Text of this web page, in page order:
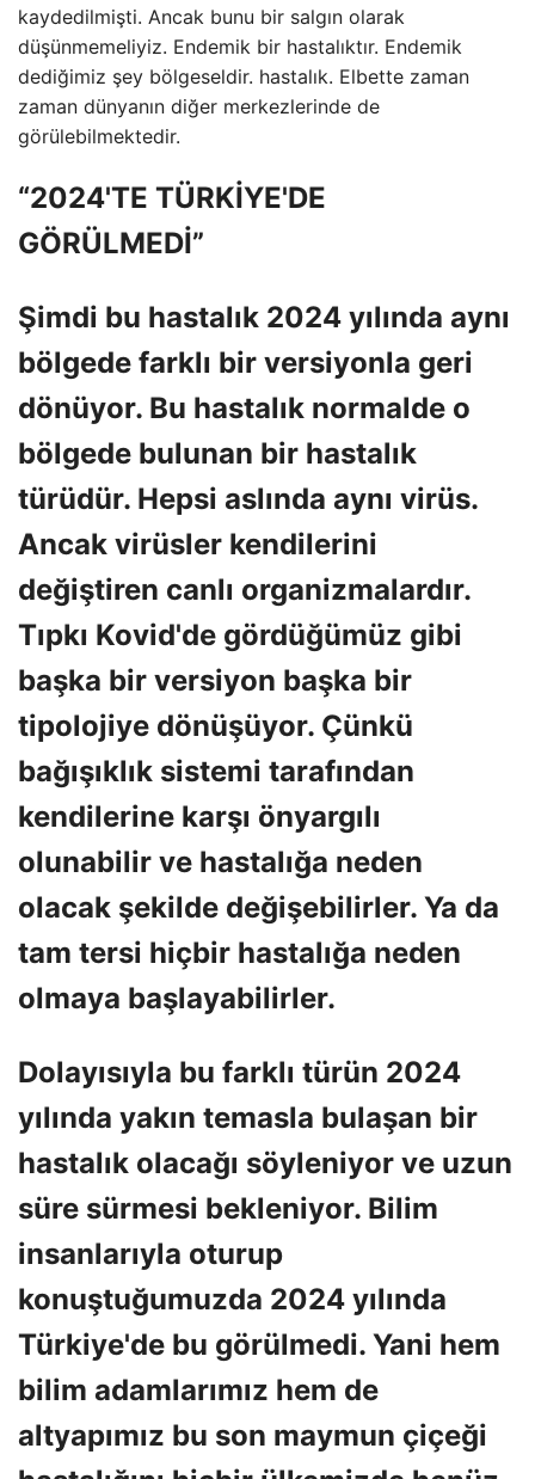
kaydedilmişti. Ancak bunu bir salgın olarak
düşünmemeliyiz. Endemik bir hastalıktır. Endemik
dediğimiz şey bölgeseldir. hastalık. Elbette zaman
zaman dünyanın diğer merkezlerinde de
görülebilmektedir.
“2024'TE TÜRKİYE'DE
GÖRÜLMEDİ”
Şimdi bu hastalık 2024 yılında aynı
bölgede farklı bir versiyonla geri
dönüyor. Bu hastalık normalde o
bölgede bulunan bir hastalık
türüdür. Hepsi aslında aynı virüs.
Ancak virüsler kendilerini
değiştiren canlı organizmalardır.
Tıpkı Kovid'de gördüğümüz gibi
başka bir versiyon başka bir
tipolojiye dönüşüyor. Çünkü
bağışıklık sistemi tarafından
kendilerine karşı önyargılı
olunabilir ve hastalığa neden
olacak şekilde değişebilirler. Ya da
tam tersi hiçbir hastalığa neden
olmaya başlayabilirler.
Dolayısıyla bu farklı türün 2024
yılında yakın temasla bulaşan bir
hastalık olacağı söyleniyor ve uzun
süre sürmesi bekleniyor. Bilim
insanlarıyla oturup
konuştuğumuzda 2024 yılında
Türkiye'de bu görülmedi. Yani hem
bilim adamlarımız hem de
altyapımız bu son maymun çiçeği